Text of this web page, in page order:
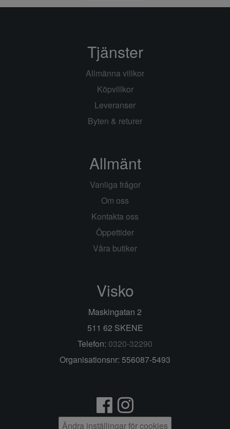
Tjänster
Allmänna villkor
Köpvillkor
Leveranser
Byten & returer
Allmänt
Vanliga frågor
Om oss
Kontakta oss
Öppettider
Våra butiker
Visko
Maskingatan 2
511 62 SKENE
Telefon: 0320-32290
Organisationsnr: 556087-5493
Ändra inställingar för cookies